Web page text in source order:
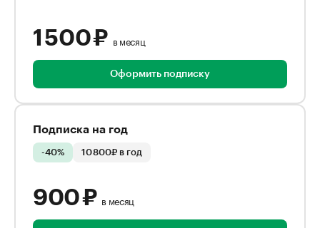
1 500 ₽ в месяц
Оформить подписку
Подписка на год
-40% 10 800₽ в год
900 ₽ в месяц